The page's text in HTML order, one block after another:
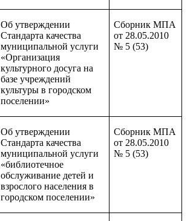
Об утверждении
Стандарта качества
муниципальной услуги
«Организация
культурного досуга на
базе учреждений
культуры в городском
поселении»
Сборник МПА
от 28.05.2010
№ 5 (53)
Об утверждении
Стандарта качества
муниципальной услуги
«библиотечное
обслуживание детей и
взрослого населения в
городском поселении»
Сборник МПА
от 28.05.2010
№ 5 (53)